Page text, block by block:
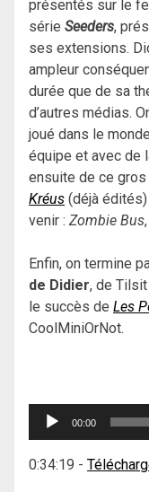
présentés sur le
série Seeders,
ses extensions.
ampleur
durée que de sa
d’autres médias.
joué dans le
équipe et avec de
ensuite de ce
Kréus (déjà
venir : Zombie Bus,
Enfin, on termine
de Didier, de
le succès de Les
CoolMiniOrNot.
Lecteur
00:00
0:34:19 -